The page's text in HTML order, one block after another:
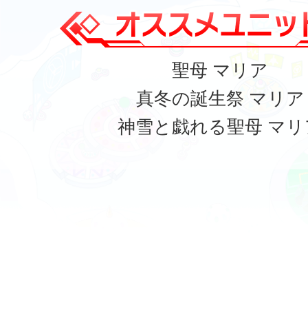
聖母 マリア
真冬の誕生祭 マリア
神雪と戯れる聖母 マ